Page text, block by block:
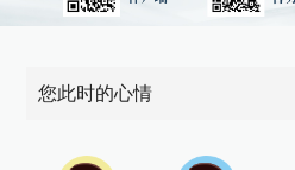
您此时的心情